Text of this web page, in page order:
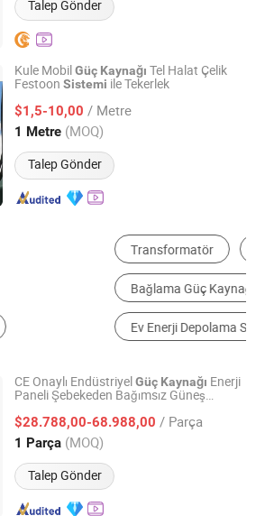
Talep Gönder
Kule MobilGüç Kaynağı Tel Halat Çelik
Festoon Sistemi ile Tekerlek
$1,5-10,00 / Metre
1 Metre (MOQ)
Talep Gönder
Equipment Co., Ltd.
Fiyat 2011
Depolama Bataryası
Güneş Enerjisi Sistemi
CE Onaylı EndüstriyelGüç Kaynağı Enerji
Paneli Şebekeden Bağımsız Güneş
$28.788,00-68.988,00 / Parça
1 Parça (MOQ)
Talep Gönder
Solar Group Co., Ltd.
Fiyat 2017